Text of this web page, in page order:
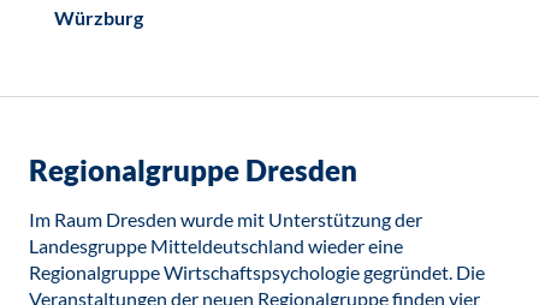
Würzburg
Regionalgruppe Dresden
Im Raum Dresden wurde mit Unterstützung der
Landesgruppe Mitteldeutschland wieder eine
Regionalgruppe Wirtschaftspsychologie gegründet. Die
Veranstaltungen der neuen Regionalgruppe finden vier